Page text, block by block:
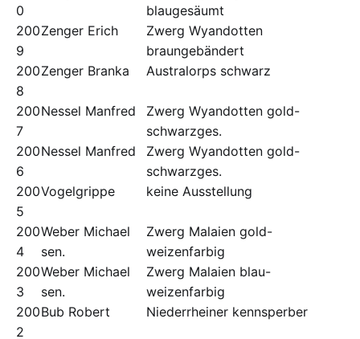
0
blaugesäumt
200
9
Zenger Erich
Zwerg Wyandotten
braungebändert
200
8
Zenger Branka Australorps schwarz
200
7
Nessel Manfred
Zwerg Wyandotten gold-
schwarzges.
200
6
Nessel Manfred
Zwerg Wyandotten gold-
schwarzges.
200
5
Vogelgrippe keine Ausstellung
200
4
Weber Michael
sen.
Zwerg Malaien gold-
weizenfarbig
200
3
Weber Michael
sen.
Zwerg Malaien blau-
weizenfarbig
200
2
Bub Robert Niederrheiner kennsperber